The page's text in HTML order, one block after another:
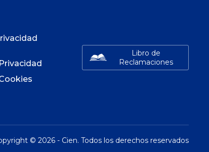
Libro de
Reclamaciones
© 2026- Cien. Todos los derechos reservados